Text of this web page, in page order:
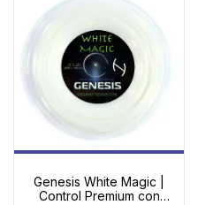
Genesis White Magic |
Control Premium con